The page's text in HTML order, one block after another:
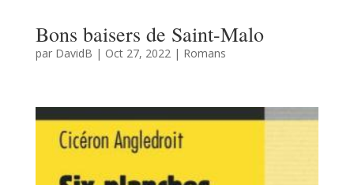
Bons baisers de Saint-Malo
par DavidB | Oct 27, 2022 | Romans